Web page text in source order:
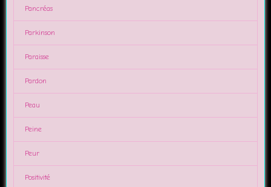
Pancréas
Parkinson
Paraisse
Pardon
Peau
Peine
Peur
Positivité